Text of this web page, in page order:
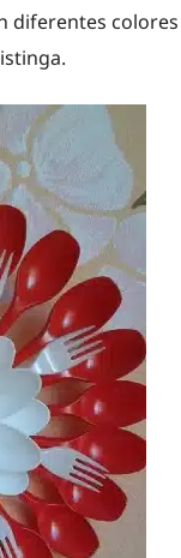
diferentes